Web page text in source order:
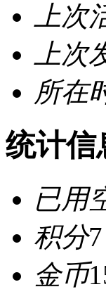
上次
上次
所在
统计信
已用
积分7
金币